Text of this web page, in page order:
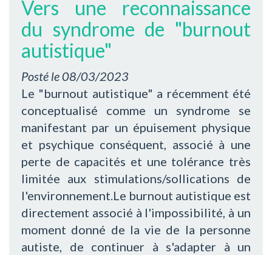
Vers une reconnaissance
du syndrome de "burnout
autistique"
Posté le08/03/2023
Le "burnout autistique" a récemment été
conceptualisé comme un syndrome se
manifestant par un épuisement physique
et psychique conséquent, associé à une
perte de capacités et une tolérance très
limitée aux stimulations/sollications de
l'environnement.Le burnout autistique est
directement associé à l'impossibilité, à un
moment donné de la vie de la personne
autiste, de continuer à s'adapter à un